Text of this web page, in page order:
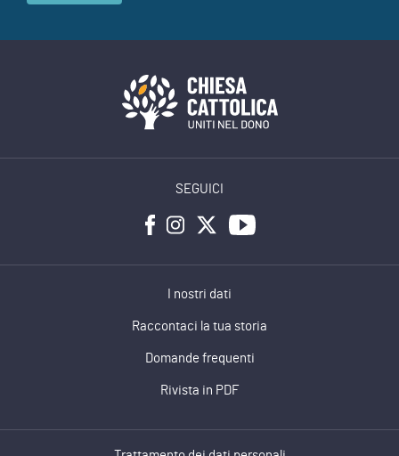
SEGUICI
I nostri dati
Raccontaci la tua storia
Domande frequenti
Rivista in PDF